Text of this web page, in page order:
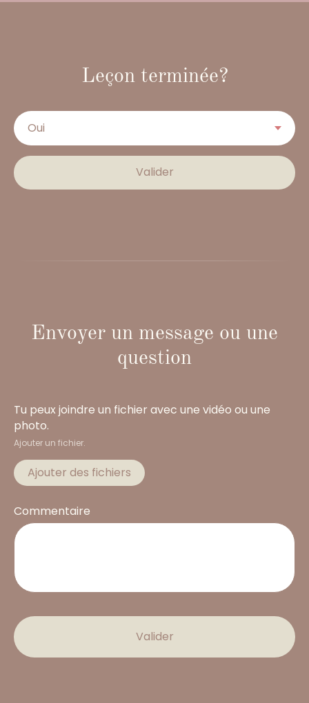
Leçon terminée?
Valider
Envoyer un message ou une
question
Tu peux joindre un fichier avec une vidéo ou une
photo.
Ajouter un fichier.
Ajouter des fichiers
Commentaire
Valider